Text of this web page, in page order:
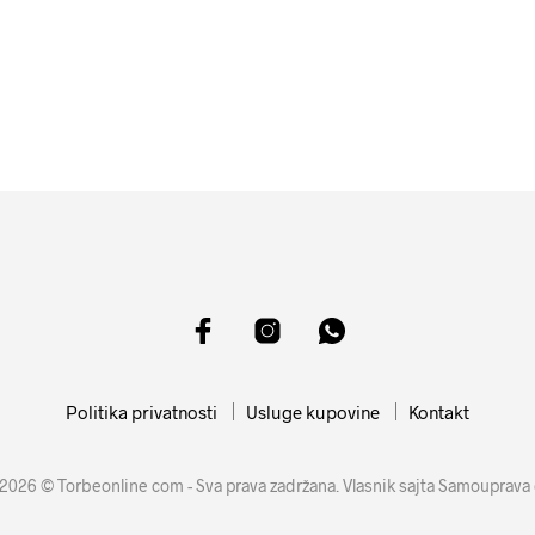
Politika privatnosti Usluge kupovine Kontakt
© Torbeonline com - Sva prava zadržana. Vlasnik sajta Samouprava